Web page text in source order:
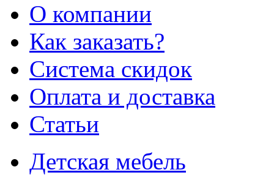
О компании
Как заказать?
Система скидок
Оплата и доставка
Статьи
Детская мебель